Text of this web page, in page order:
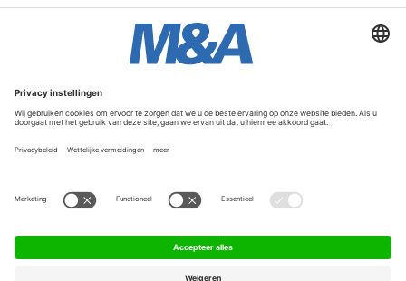
Service & Contact
Contact
FAQ
Werken bij ons
Algemene Voorwaarden